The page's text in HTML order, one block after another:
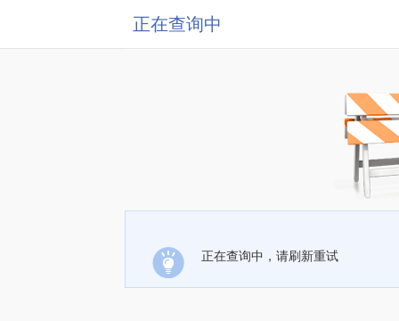
正在查询中
正在查询中，请刷新重试